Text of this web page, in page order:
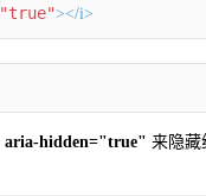
"true"></i>
aria-hidden="true" 来隐藏